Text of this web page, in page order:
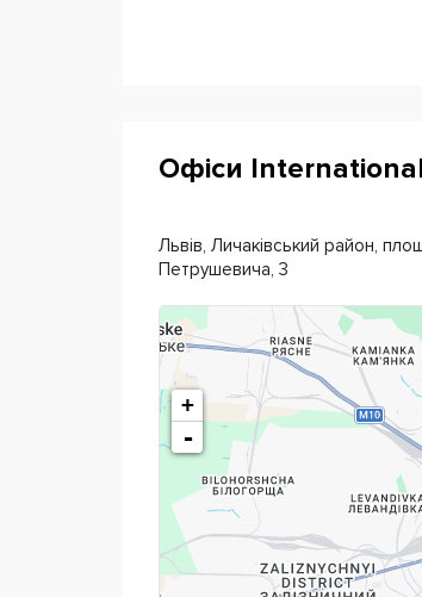
Офіси
Львів, Личаківський район,
Петрушевича, 3
+
-